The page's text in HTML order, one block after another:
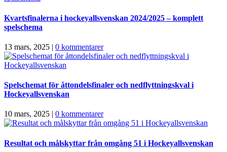
Kvartsfinalerna i hockeyallsvenskan 2024/2025 – komplett
spelschema
13 mars, 2025 | 0 kommentarer
Spelschemat för åttondelsfinaler och nedflyttningskval i
Hockeyallsvenskan
10 mars, 2025 0 kommentarer
Resultat och målskyttar från omgång 51 i Hockeyallsvenskan